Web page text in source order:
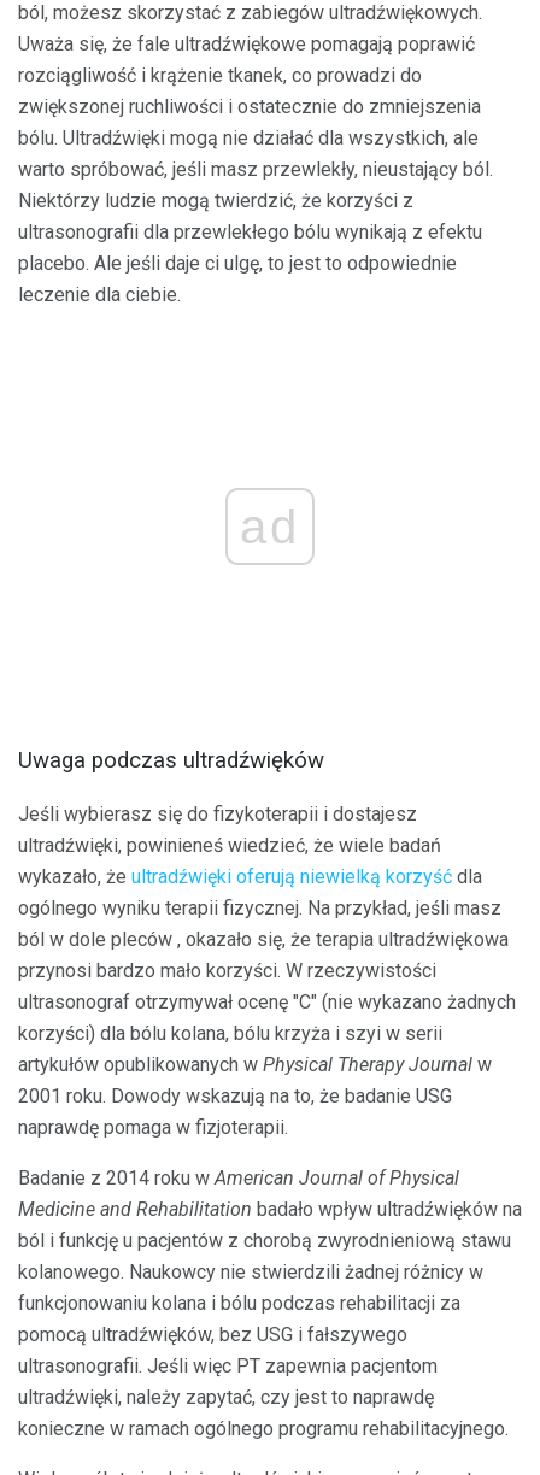
ból, możesz skorzystać z zabiegów ultradźwiękowych.
Uważa się, że fale ultradźwiękowe pomagają poprawić
rozciągliwość i krążenie tkanek, co prowadzi do
zwiększonej ruchliwości i ostatecznie do zmniejszenia
bólu. Ultradźwięki mogą nie działać dla wszystkich, ale
warto spróbować, jeśli masz przewlekły, nieustający ból.
Niektórzy ludzie mogą twierdzić, że korzyści z
ultrasonografii dla przewlekłego bólu wynikają z efektu
placebo. Ale jeśli daje ci ulgę, to jest to odpowiednie
leczenie dla ciebie.
ad
Uwaga podczas ultradźwięków
Jeśli wybierasz się do fizykoterapii i dostajesz
ultradźwięki, powinieneś wiedzieć, że wiele badań
wykazało, że ultradźwięki oferują niewielką korzyść dla
ogólnego wyniku terapii fizycznej. Na przykład, jeśli masz
ból w dole pleców , okazało się, że terapia ultradźwiękowa
przynosi bardzo mało korzyści. W rzeczywistości
ultrasonograf otrzymywał ocenę "C" (nie wykazano żadnych
korzyści) dla bólu kolana, bólu krzyża i szyi w serii
artykułów opublikowanych w Physical Therapy Journal w
2001 roku. Dowody wskazują na to, że badanie USG
naprawdę pomaga w fizjoterapii.
Badanie z 2014 roku wAmerican Journal of Physical
Medicine and Rehabilitation badało wpływ ultradźwięków na
ból i funkcję u pacjentów z chorobą zwyrodnieniową stawu
kolanowego. Naukowcy nie stwierdzili żadnej różnicy w
funkcjonowaniu kolana i bólu podczas rehabilitacji za
pomocą ultradźwięków, bez USG i fałszywego
ultrasonografii. Jeśli więc PT zapewnia pacjentom
ultradźwięki, należy zapytać, czy jest to naprawdę
konieczne w ramach ogólnego programu rehabilitacyjnego.